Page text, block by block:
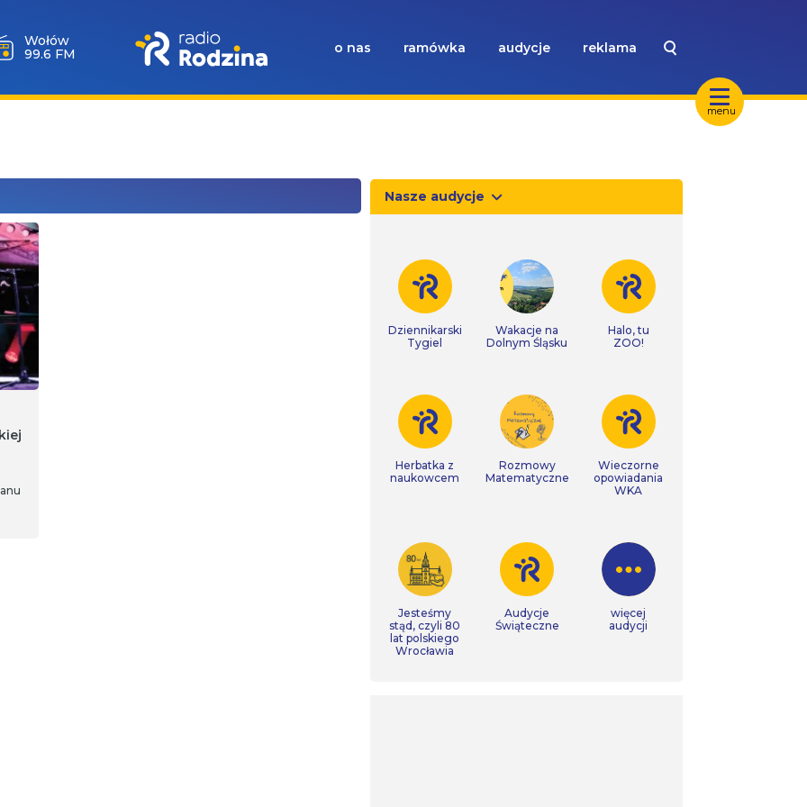
menu
Wołów
99.6 FM
o nas ramówka audycje reklama
Nasze audycje
Dziennikarski
Tygiel
Wakacje na
Dolnym Śląsku
Halo, tu
ZOO!
Herbatka z
naukowcem
Rozmowy
Matematyczne
Wieczorne
opowiadania
WKA
Jesteśmy
stąd, czyli 80
lat polskiego
Wrocławia
Audycje
Świąteczne
więcej
audycji